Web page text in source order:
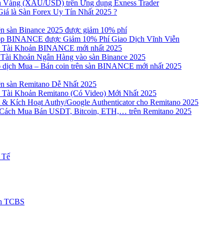
(XAU/USD) trên Ứng dụng Exness Trader
là Sàn Forex Uy Tín Nhất 2025 ?
sàn Binance 2025 được giảm 10% phí
BINANCE được Giảm 10% Phí Giao Dịch Vĩnh Viễn
Khoản BINANCE mới nhất 2025
Khoản Ngân Hàng vào sàn Binance 2025
dịch Mua – Bán coin trên sàn BINANCE mới nhất 2025
sàn Remitano Dễ Nhất 2025
Khoản Remitano (Có Video) Mới Nhất 2025
Kích Hoạt Authy/Google Authenticator cho Remitano 2025
Mua Bán USDT, Bitcoin, ETH,… trên Remitano 2025
TCBS